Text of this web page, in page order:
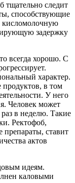
тщательно следит
способствующие
задержку
всегда хорошо. С
характер.
продуктов, в том
У него
Человек может
в неделю. Такие
Ректофоб,
препараты, ставит
актов
идеям.
каловыми